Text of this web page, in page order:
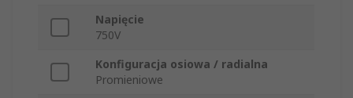
Napięcie
750V
Konfiguracja osiowa / radialna
Promieniowe